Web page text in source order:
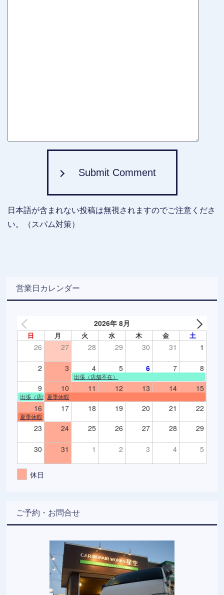
Submit Comment
日本語が含まれない投稿は無視されますのでご注意くださ
い。（スパム対策）
営業日カレンダー
2026年 8月
日 月 火 水 木 金 土
26 27 28 29 30 31 1
2 3 4 5 6 7 8
出張（店舗不在）
9 10 11 12 13 14 15
出張（店舗不在）
夏季休暇
16 17 18 19 20 21 22
夏季休暇
23 24 25 26 27 28 29
30 31 1 2 3 4 5
休日
ご予約・お問合せ